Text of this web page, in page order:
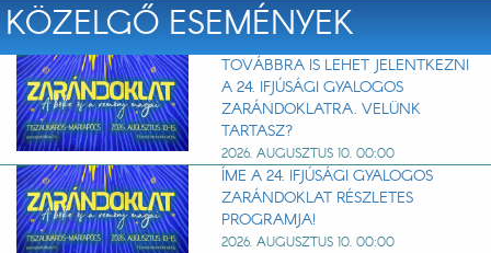
KÖZELGŐ ESEMÉNYEK
TOVÁBBRA IS LEHET JELENTKEZNI
A 24. IFJÚSÁGI GYALOGOS
ZARÁNDOKLATRA. VELÜNK
TARTASZ?
2026. AUGUSZTUS 10. 00:00
ÍME A 24. IFJÚSÁGI GYALOGOS
ZARÁNDOKLAT RÉSZLETES
PROGRAMJA!
2026. AUGUSZTUS 10. 00:00